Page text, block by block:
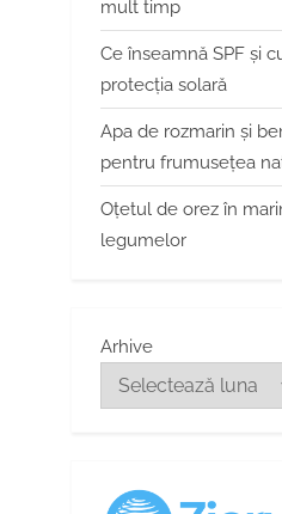
mult timp
Ce înseamnă SPF și
protecția solară
Apa de rozmarin și
pentru frumusețea
Oțetul de orez în
legumelor
Arhive